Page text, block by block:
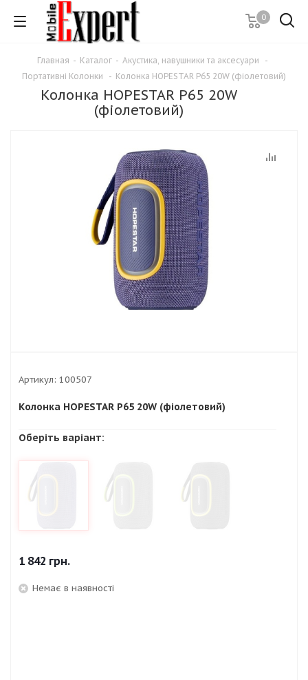
0
Главная - Каталог - Акустика, навушники та аксесуари
-
Портативні Колонки
- Колонка HOPESTAR P65 20W (фіолетовий)
Колонка HOPESTAR P65 20W
(фіолетовий)
Артикул: 100507
Колонка HOPESTAR P65 20W (фіолетовий)
Оберіть варіант:
1 842 грн.
Немає в наявності